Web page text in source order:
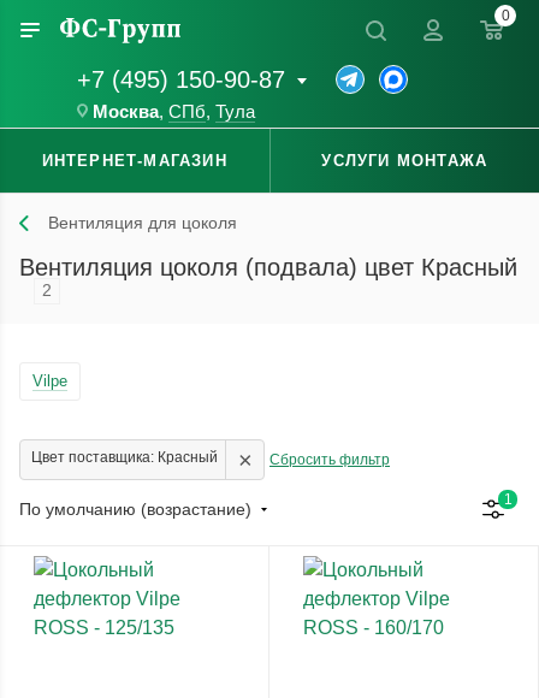
+7 (495) 150-90-87
Москва, СПб, Тула
0
ИНТЕРНЕТ-МАГАЗИН УСЛУГИ МОНТАЖА
Вентиляция для цоколя
Вентиляция цоколя (подвала) цвет Красный
2
Vilpe
Цвет поставщика: Красный × Сбросить фильтр
По умолчанию (возрастание) 1